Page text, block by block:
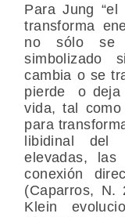
Para Jung
transforma
no sólo se
simbolizado
cambia o se
pierde o deja
vida, tal
para
libidinal del
elevadas, las
conexión
(Caparros, N.
Klein